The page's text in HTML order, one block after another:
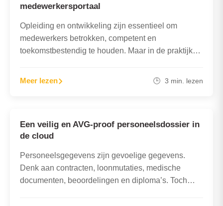
medewerkersportaal
Opleiding en ontwikkeling zijn essentieel om
medewerkers betrokken, competent en
toekomstbestendig te houden. Maar in de praktijk
Meer lezen 🕒 3 min. lezen
Een veilig en AVG-proof personeelsdossier in
de cloud
Personeelsgegevens zijn gevoelige gegevens.
Denk aan contracten, loonmutaties, medische
documenten, beoordelingen en diploma’s. Toch